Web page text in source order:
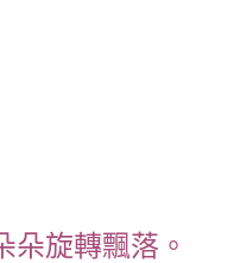
朵旋轉飄落。